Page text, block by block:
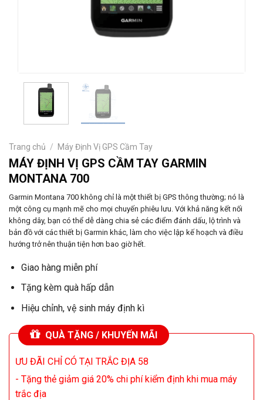
Trang chủ / Máy Định Vị GPS Cầm Tay
MÁY ĐỊNH VỊ GPS CẦM TAY GARMIN
MONTANA 700
Garmin Montana 700 không chỉ là một thiết bị GPS thông thường; nó là
một công cụ mạnh mẽ cho mọi chuyến phiêu lưu. Với khả năng kết nối
không dây, bạn có thể dễ dàng chia sẻ các điểm đánh dấu, lộ trình và
bản đồ với các thiết bị Garmin khác, làm cho việc lập kế hoạch và điều
hướng trở nên thuận tiện hơn bao giờ hết.
Giao hàng miễn phí
Tặng kèm quà hấp dẫn
Hiệu chỉnh, vệ sinh máy định kì
QUÀ TẶNG / KHUYẾN MÃI
ƯU ĐÃI CHỈ CÓ TẠI TRẮC ĐỊA 58
- Tặng thẻ giảm giá 20% chi phí kiểm định khi mua máy
trắc địa